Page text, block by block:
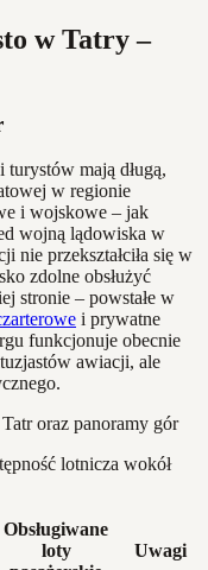
w Tatry –
mają długą,
w regionie
i wojskowe – jak
wojną lądowiska w
nie przekształciła się w
zdolne obsłużyć
stronie – powstałe w
i prywatne
funkcjonuje obecnie
awiacji, ale
lotnicza wokół
Obsługiwane
loty
Uwagi